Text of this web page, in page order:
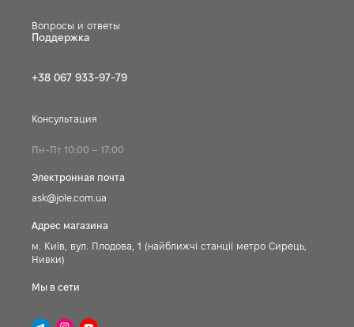
Вопросы и ответы
Поддержка
+38 067 933-97-79
Консультация
Пн-Пт 10:00 – 17:00
Электронная почта
ask@jole.com.ua
Адрес магазина
м. Київ, вул. Плодова, 1 (найближчі станції метро Сирець,
Нивки)
Мы в сети